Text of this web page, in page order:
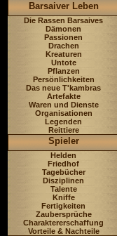
Barsaiver Leben
Die Rassen Barsaives
Dämonen
Passionen
Drachen
Kreaturen
Untote
Pflanzen
Persönlichkeiten
Das neue T'kambras
Artefakte
Waren und Dienste
Organisationen
Legenden
Reittiere
Spieler
Helden
Friedhof
Tagebücher
Disziplinen
Talente
Kniffe
Fertigkeiten
Zaubersprüche
Charaktererschaffung
Vorteile & Nachteile